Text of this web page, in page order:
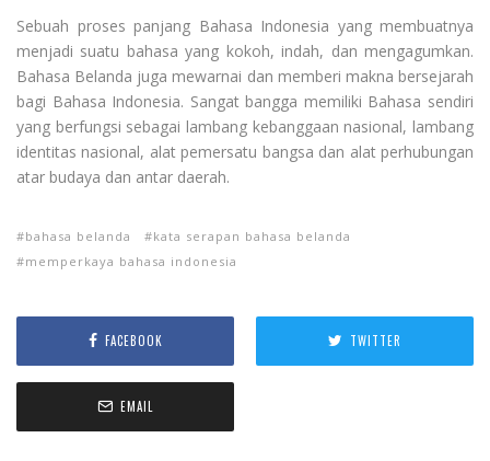
Sebuah proses panjang Bahasa Indonesia yang membuatnya
menjadi suatu bahasa yang kokoh, indah, dan mengagumkan.
Bahasa Belanda juga mewarnai dan memberi makna bersejarah
bagi Bahasa Indonesia. Sangat bangga memiliki Bahasa sendiri
yang berfungsi sebagai lambang kebanggaan nasional, lambang
identitas nasional, alat pemersatu bangsa dan alat perhubungan
atar budaya dan antar daerah.
bahasa belanda
kata serapan bahasa belanda
memperkaya bahasa indonesia
FACEBOOK TWITTER
EMAIL